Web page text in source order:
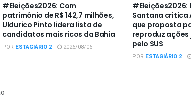
#Eleições2026: Com
patrimônio de R$ 142,7 milhões,
Uldurico Pinto lidera lista de
candidatos mais ricos da Bahia
POR ESTAGIÁRIO 2 2026/08/06
#Eleições2026:
Santana critica
que proposta
reproduz
pelo SUS
POR ESTAGIÁRIO 2